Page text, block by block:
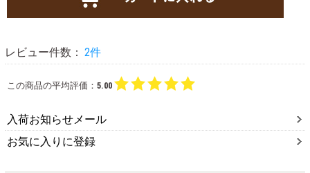
レビュー件数： 2件
この商品の平均評価： 5.00
入荷お知らせメール
お気に入りに登録